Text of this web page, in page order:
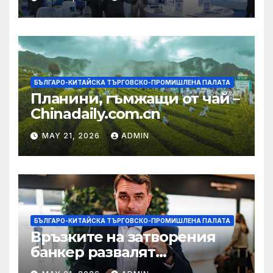
екосистема в Китай
БЪЛГАРО-КИТАЙСКА ТЪРГОВСКО-ПРОМИШЛЕНА ПАЛАТА
Планини, гъмжащи от чай –
Chinadaily.com.cn
MAY 21, 2026 ADMIN
БЪЛГАРО-КИТАЙСКА ТЪРГОВСКО-ПРОМИШЛЕНА ПАЛАТА
Връзките на затворения
банкер развалят
надеждите на Флавио